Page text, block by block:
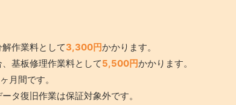
作業料として3,300円かかります。
基板修理作業料として5,500円かかります。
月間です。
タ復旧作業は保証対象外です。